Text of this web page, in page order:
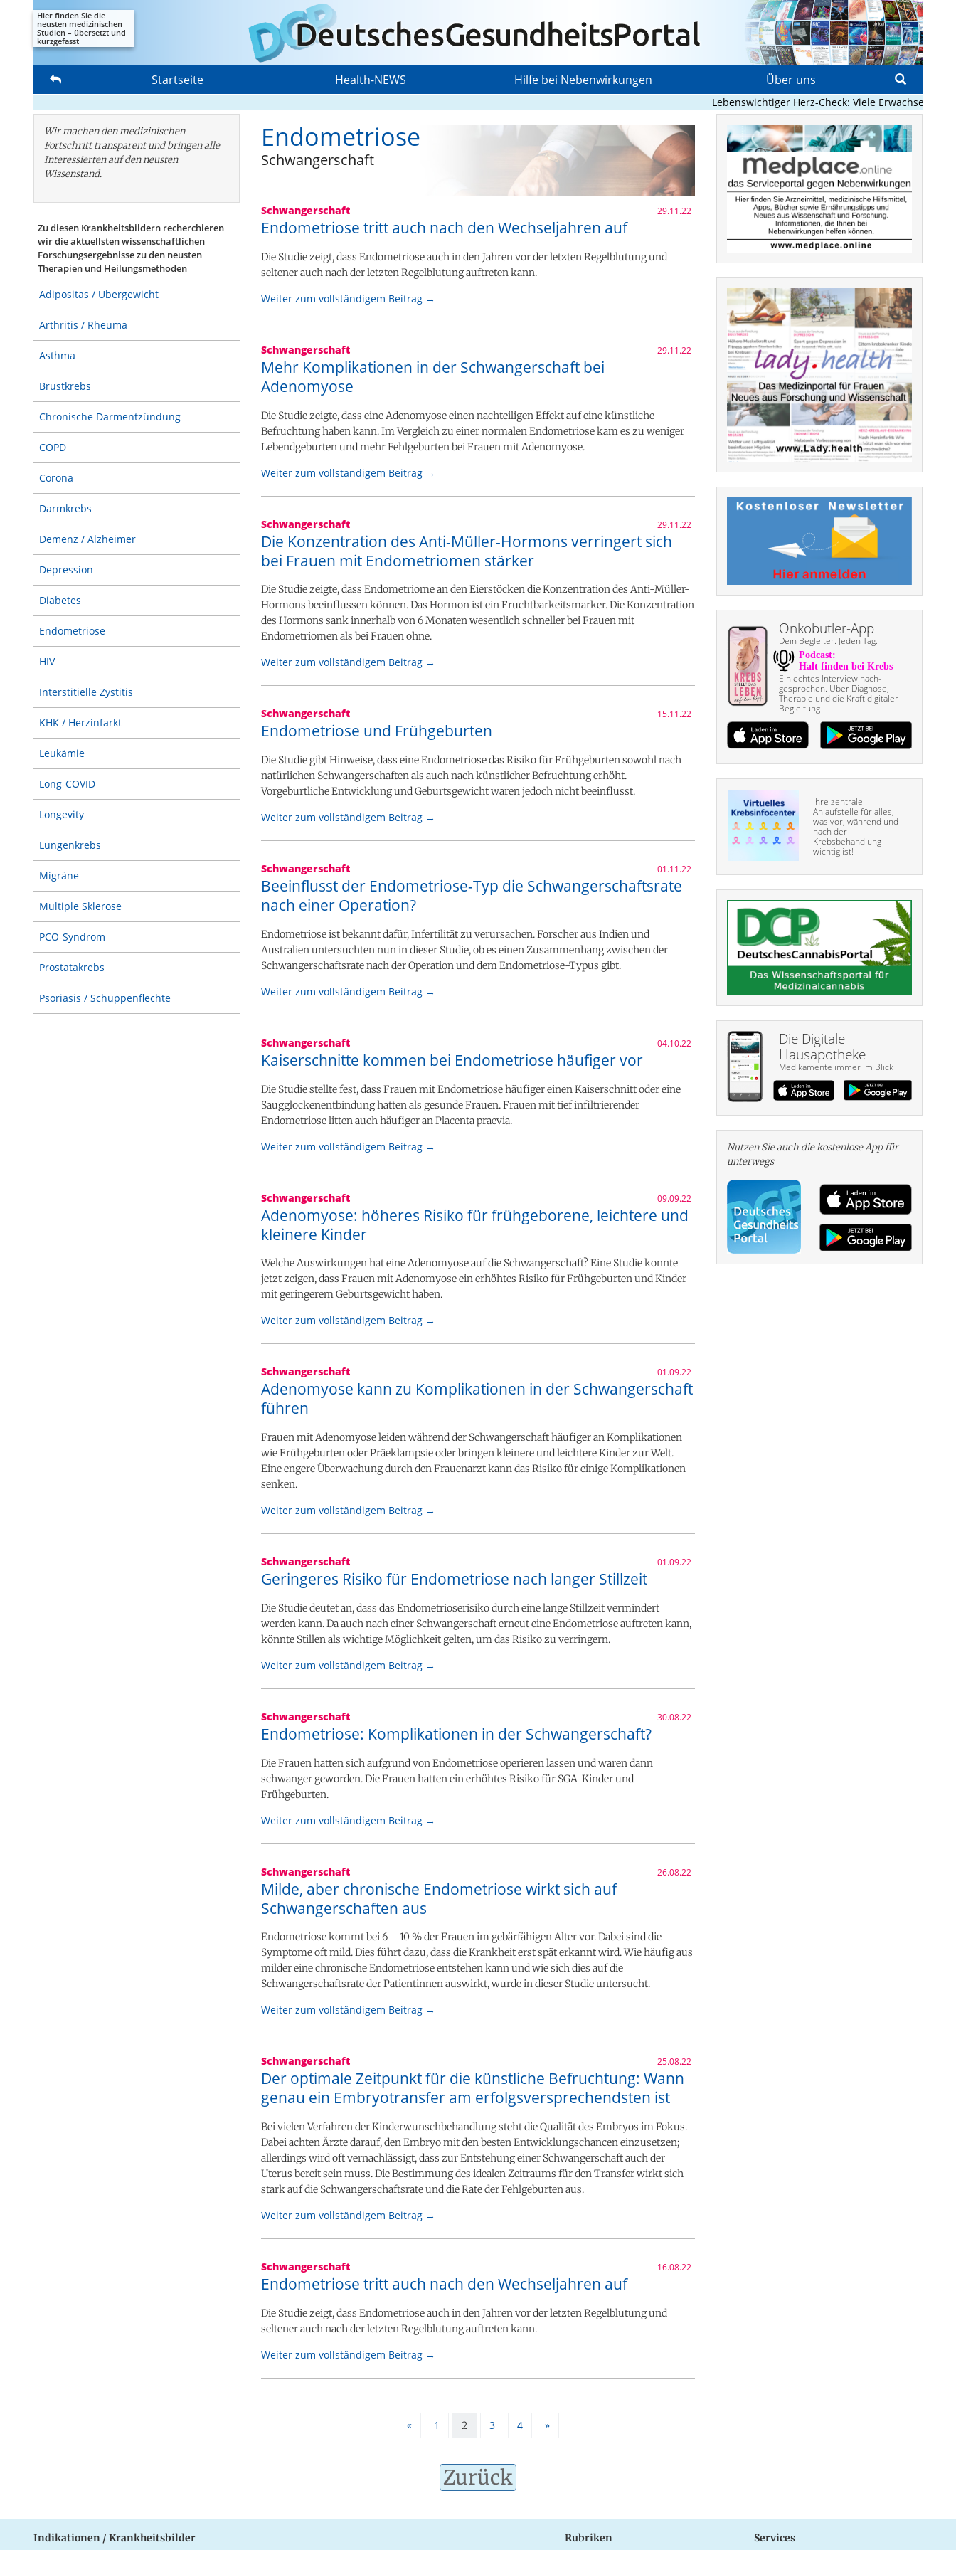
Hier finden Sie die
neusten medizinischen
Studien – übersetzt und
kurzgefasst
Startseite Health-NEWS Hilfe bei Nebenwirkungen Über uns
Lebenswichtiger Herz-Check: Viele Erwachsene mit
Wir machen den medizinischen
Fortschritt transparent und bringen alle
Interessierten auf den neusten
Wissenstand.
Zu diesen Krankheitsbildern recherchieren
wir die aktuellsten wissenschaftlichen
Forschungs­ergebnisse zu den neusten
Therapien und Heilungsmethoden
Adipositas / Übergewicht
Arthritis / Rheuma
Asthma
Brustkrebs
Chronische Darmentzündung
COPD
Corona
Darmkrebs
Demenz / Alzheimer
Depression
Diabetes
Endometriose
HIV
Interstitielle Zystitis
KHK / Herzinfarkt
Leukämie
Long-COVID
Longevity
Lungenkrebs
Migräne
Multiple Sklerose
PCO-Syndrom
Prostatakrebs
Psoriasis / Schuppenflechte
Endometriose
Schwangerschaft
Schwangerschaft 29.11.22
Endometriose tritt auch nach den Wechseljahren auf
Die Studie zeigt, dass Endometriose auch in den Jahren vor der letzten Regelblutung und
seltener auch nach der letzten Regelblutung auftreten kann.
Weiter zum vollständigem Beitrag →
Schwangerschaft 29.11.22
Mehr Komplikationen in der Schwangerschaft bei
Adenomyose
Die Studie zeigte, dass eine Adenomyose einen nachteiligen Effekt auf eine künstliche
Befruchtung haben kann. Im Vergleich zu einer normalen Endometriose kam es zu weniger
Lebendgeburten und mehr Fehlgeburten bei Frauen mit Adenomyose.
Weiter zum vollständigem Beitrag →
Schwangerschaft 29.11.22
Die Konzentration des Anti-Müller-Hormons verringert sich
bei Frauen mit Endometriomen stärker
Die Studie zeigte, dass Endometriome an den Eierstöcken die Konzentration des Anti-Müller-
Hormons beeinflussen können. Das Hormon ist ein Fruchtbarkeitsmarker. Die Konzentration
des Hormons sank innerhalb von 6 Monaten wesentlich schneller bei Frauen mit
Endometriomen als bei Frauen ohne.
Weiter zum vollständigem Beitrag →
Schwangerschaft 15.11.22
Endometriose und Frühgeburten
Die Studie gibt Hinweise, dass eine Endometriose das Risiko für Frühgeburten sowohl nach
natürlichen Schwangerschaften als auch nach künstlicher Befruchtung erhöht.
Vorgeburtliche Entwicklung und Geburtsgewicht waren jedoch nicht beeinflusst.
Weiter zum vollständigem Beitrag →
Schwangerschaft 01.11.22
Beeinflusst der Endometriose-Typ die Schwangerschaftsrate
nach einer Operation?
Endometriose ist bekannt dafür, Infertilität zu verursachen. Forscher aus Indien und
Australien untersuchten nun in dieser Studie, ob es einen Zusammenhang zwischen der
Schwangerschaftsrate nach der Operation und dem Endometriose-Typus gibt.
Weiter zum vollständigem Beitrag →
Schwangerschaft 04.10.22
Kaiserschnitte kommen bei Endometriose häufiger vor
Die Studie stellte fest, dass Frauen mit Endometriose häufiger einen Kaiserschnitt oder eine
Saugglockenentbindung hatten als gesunde Frauen. Frauen mit tief infiltrierender
Endometriose litten auch häufiger an Placenta praevia.
Weiter zum vollständigem Beitrag →
Schwangerschaft 09.09.22
Adenomyose: höheres Risiko für frühgeborene, leichtere und
kleinere Kinder
Welche Auswirkungen hat eine Adenomyose auf die Schwangerschaft? Eine Studie konnte
jetzt zeigen, dass Frauen mit Adenomyose ein erhöhtes Risiko für Frühgeburten und Kinder
mit geringerem Geburtsgewicht haben.
Weiter zum vollständigem Beitrag →
Schwangerschaft 01.09.22
Adenomyose kann zu Komplikationen in der Schwangerschaft
führen
Frauen mit Adenomyose leiden während der Schwangerschaft häufiger an Komplikationen
wie Frühgeburten oder Präeklampsie oder bringen kleinere und leichtere Kinder zur Welt.
Eine engere Überwachung durch den Frauenarzt kann das Risiko für einige Komplikationen
senken.
Weiter zum vollständigem Beitrag →
Schwangerschaft 01.09.22
Geringeres Risiko für Endometriose nach langer Stillzeit
Die Studie deutet an, dass das Endometrioserisiko durch eine lange Stillzeit vermindert
werden kann. Da auch nach einer Schwangerschaft erneut eine Endometriose auftreten kann,
könnte Stillen als wichtige Möglichkeit gelten, um das Risiko zu verringern.
Weiter zum vollständigem Beitrag →
Schwangerschaft 30.08.22
Endometriose: Komplikationen in der Schwangerschaft?
Die Frauen hatten sich aufgrund von Endometriose operieren lassen und waren dann
schwanger geworden. Die Frauen hatten ein erhöhtes Risiko für SGA-Kinder und
Frühgeburten.
Weiter zum vollständigem Beitrag →
Schwangerschaft 26.08.22
Milde, aber chronische Endometriose wirkt sich auf
Schwangerschaften aus
Endometriose kommt bei 6 – 10 % der Frauen im gebärfähigen Alter vor. Dabei sind die
Symptome oft mild. Dies führt dazu, dass die Krankheit erst spät erkannt wird. Wie häufig aus
milder eine chronische Endometriose entstehen kann und wie sich dies auf die
Schwangerschaftsrate der Patientinnen auswirkt, wurde in dieser Studie untersucht.
Weiter zum vollständigem Beitrag →
Schwangerschaft 25.08.22
Der optimale Zeitpunkt für die künstliche Befruchtung: Wann
genau ein Embryotransfer am erfolgsversprechendsten ist
Bei vielen Verfahren der Kinderwunschbehandlung steht die Qualität des Embryos im Fokus.
Dabei achten Ärzte darauf, den Embryo mit den besten Entwicklungschancen einzusetzen;
allerdings wird oft vernachlässigt, dass zur Entstehung einer Schwangerschaft auch der
Uterus bereit sein muss. Die Bestimmung des idealen Zeitraums für den Transfer wirkt sich
stark auf die Schwangerschaftsrate und die Rate der Fehlgeburten aus.
Weiter zum vollständigem Beitrag →
Schwangerschaft 16.08.22
Endometriose tritt auch nach den Wechseljahren auf
Die Studie zeigt, dass Endometriose auch in den Jahren vor der letzten Regelblutung und
seltener auch nach der letzten Regelblutung auftreten kann.
Weiter zum vollständigem Beitrag →
« 1 2 3 4 »
Zurück
Onkobutler-App
Dein Begleiter. Jeden Tag.
Ein echtes Interview nach­
gesprochen. Über Diagnose,
Therapie und die Kraft digitaler
Begleitung
Ihre zentrale
Anlaufstelle für alles,
was vor, während und
nach der
Krebsbehandlung
wichtig ist!
Die Digitale
Hausapotheke
Medikamente immer im Blick
Nutzen Sie auch die kosten­lose App für
unterwegs
Indikationen / Krankheitsbilder Rubriken Services